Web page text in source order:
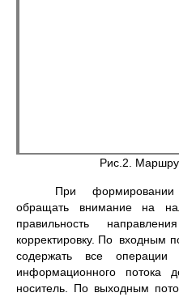
Рис.2.
При
обращать внимание на
правильность
корректировку. По входным
содержать все
информационного потока
носитель. По выходным